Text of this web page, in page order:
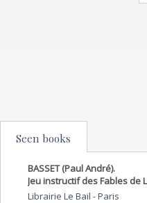
Seen books
BASSET (Paul André).
Jeu instructif des Fables de
Librairie Le Bail -Paris